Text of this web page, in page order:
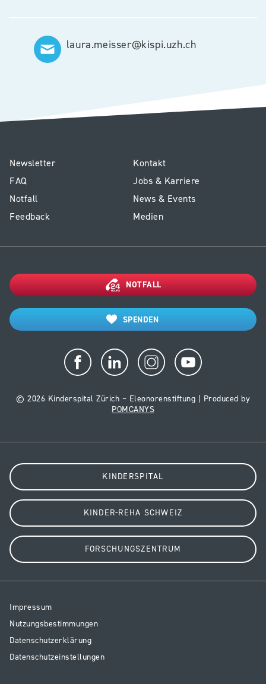
laura.meisser@kispi.uzh.ch
E1
-
Footer
Kinderspital
Newsletter
FAQ
Notfall
Feedback
Service
Kinderspital
Kontakt
Jobs & Karriere
News & Events
Medien
NOTFALL
SPENDEN
© 2026 Kinderspital Zürich – Eleonorenstiftung | Produced by
POMCANYS
KINDERSPITAL
KINDER-REHA SCHWEIZ
FORSCHUNGSZENTRUM
Resp
Legal
Impressum
Nutzungsbestimmungen
Datenschutzerklärung
Datenschutzeinstellungen